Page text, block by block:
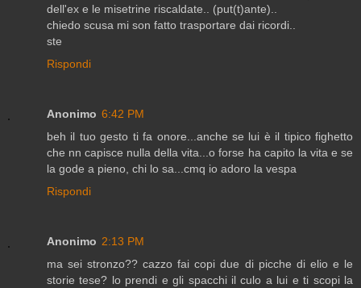
dell'ex e le misetrine riscaldate.. (put(t)ante)..
chiedo scusa mi son fatto trasportare dai ricordi..
ste
Rispondi
Anonimo 6:42 PM
beh il tuo gesto ti fa onore...anche se lui è il tipico fighetto
che nn capisce nulla della vita...o forse ha capito la vita e se
la gode a pieno, chi lo sa...cmq io adoro la vespa
Rispondi
Anonimo 2:13 PM
ma sei stronzo?? cazzo fai copi due di picche di elio e le
storie tese? lo prendi e gli spacchi il culo a lui e ti scopi la